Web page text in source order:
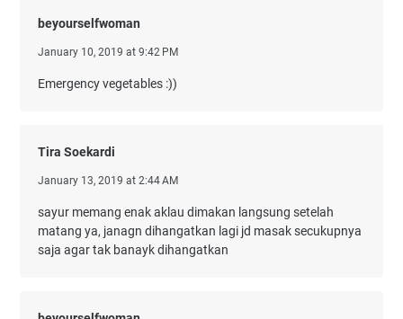
beyourselfwoman
January 10, 2019 at 9:42 PM
Emergency vegetables :))
Tira Soekardi
January 13, 2019 at 2:44 AM
sayur memang enak aklau dimakan langsung setelah
matang ya, janagn dihangatkan lagi jd masak secukupnya
saja agar tak banayk dihangatkan